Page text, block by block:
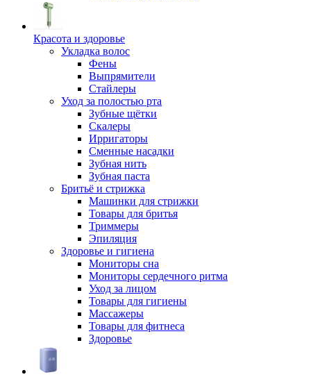
Красота и здоровье
Укладка волос
Фены
Выпрямители
Стайлеры
Уход за полостью рта
Зубные щётки
Скалеры
Ирригаторы
Сменные насадки
Зубная нить
Зубная паста
Бритьё и стрижка
Машинки для стрижки
Товары для бритья
Триммеры
Эпиляция
Здоровье и гигиена
Мониторы сна
Мониторы сердечного ритма
Уход за лицом
Товары для гигиены
Массажеры
Товары для фитнеса
Здоровье